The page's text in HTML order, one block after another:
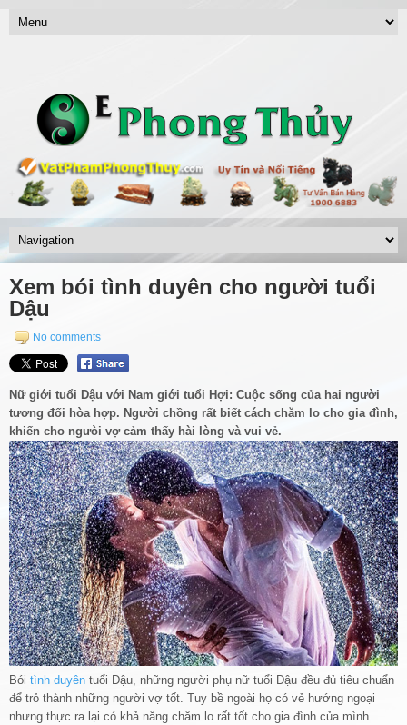
Xem bói tình duyên cho người tuổi
Dậu
No comments
Nữ giới tuổi Dậu với Nam giới tuổi Hợi: Cuộc sống của hai người
tương đối hòa hợp. Người chồng rất biết cách chăm lo cho gia đình,
khiến cho ngưòi vợ cảm thấy hài lòng và vui vẻ.
Bói tình duyên tuổi Dậu, những người phụ nữ tuổi Dậu đều đủ tiêu chuẩn
để trỏ thành những người vợ tốt. Tuy bề ngoài họ có vẻ hướng ngoại
nhưng thực ra lại có khả năng chăm lo rất tốt cho gia đình của mình.